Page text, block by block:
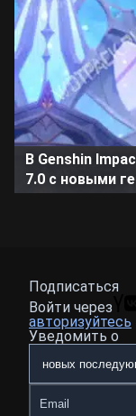
В Genshin
7.0 с новыми
Подписаться
Войти через
авторизуйтесь
Уведомить о